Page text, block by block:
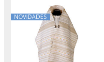
NOVIDADES